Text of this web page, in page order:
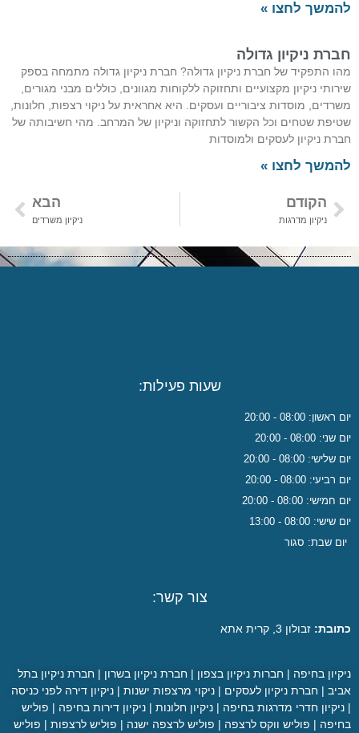
לחצו »
ניקיון גדולה
התפקיד של חברת ניקיון גדולה? חברת ניקיון גדולה מתמחה בספק
ניקיון מקצועיים ותחזוקה ללקוחות מגוונים, כוללים מבני מגורים,
מוסדות ציבוריים ועסקים. היא אחראית על ניקוי רצפות, חלונות,
שטחים וכל הקשור לתחזוקה וניקיון של המרחב. מהי חשיבותה של
ניקיון לעסקים ולמוסדות
לחצו »
הקודם
ניקיון מדרגות
הבא
ניקיון משרדים
שעות פעילות:
08:00 - 20:00
08:00 - 20:00
08:00 - 20:00
08:00 - 20:00
08:00 - 20:00
08:00 - 13:00
שבת: סגור
צור קשר:
זבולון 3, קרית אתא
בחיפה|חברות ניקיון בצפון|חברת ניקיון בשרון|חברת ניקיון בתל
|חברת ניקיון לעסקים|ניקוי מרצפות ישנות|ניקיון דירה לפני כניסה
חדרי מדרגות בחיפה|ניקיון חלונות|ניקיון דירות בחיפה|פוליש
|פוליש ווקס לרצפה|פוליש לרצפה ישנה|פוליש לרצפות|פוליש